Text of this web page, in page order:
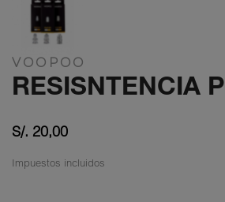
VOOPOO
RESISNTENCIA
S/. 20,00
Impuestos incluidos